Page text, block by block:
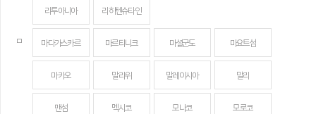
리투아니아 리히텐슈타인
ㅁ 마다가스카르 마르티니크 마셜군도 마요트섬
마카오 말라위 말레이시아 말리
맨섬 멕시코 모나코 모로코